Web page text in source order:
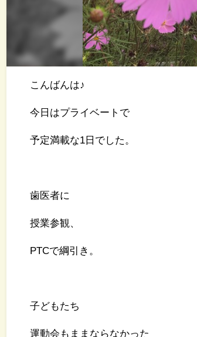
こんばんは♪
今日はプライベートで
予定満載な1日でした。
歯医者に
授業参観、
PTCで綱引き。
子どもたち
運動会もままならなかった